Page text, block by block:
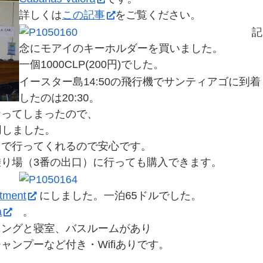
詳しくはこの記事
をご覧ください。
記
念にモアイのキーホルダーを買いました。
一個1000CLP(200円)でした。
イースター島14:50の飛行機でサンティアゴに到着
したのは20:30。
てしまったので、
ました。
行ってくれるので安心です。
場（3番の出口）に行っても購入できます。
にしました。一泊65ドルでした。
。
グと寝室、バスルームがあり
ンプーなど付き・Wifiありです。